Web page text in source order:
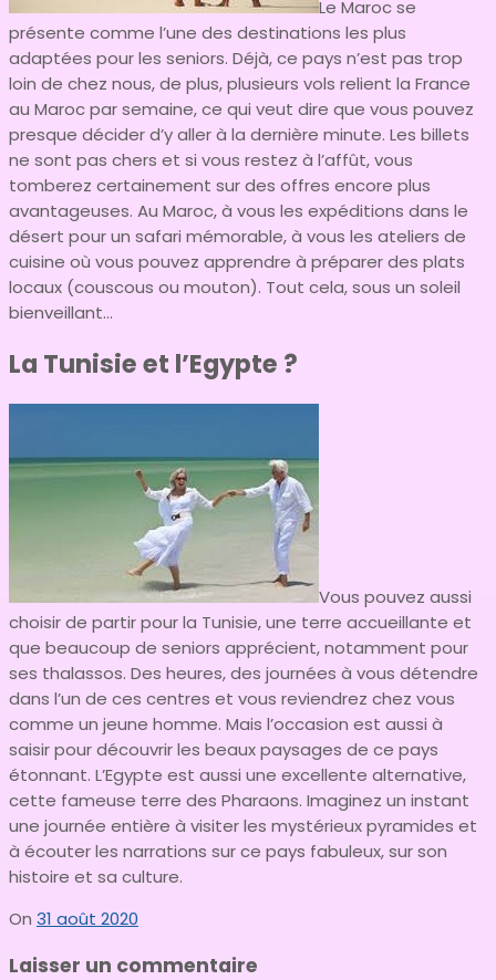
Le Maroc se
présente comme l’une des destinations les plus
adaptées pour les seniors. Déjà, ce pays n’est pas trop
loin de chez nous, de plus, plusieurs vols relient la France
au Maroc par semaine, ce qui veut dire que vous pouvez
presque décider d’y aller à la dernière minute. Les billets
ne sont pas chers et si vous restez à l’affût, vous
tomberez certainement sur des offres encore plus
avantageuses. Au Maroc, à vous les expéditions dans le
désert pour un safari mémorable, à vous les ateliers de
cuisine où vous pouvez apprendre à préparer des plats
locaux (couscous ou mouton). Tout cela, sous un soleil
bienveillant…
La Tunisie et l’Egypte ?
Vous pouvez aussi
choisir de partir pour la Tunisie, une terre accueillante et
que beaucoup de seniors apprécient, notamment pour
ses thalassos. Des heures, des journées à vous détendre
dans l’un de ces centres et vous reviendrez chez vous
comme un jeune homme. Mais l’occasion est aussi à
saisir pour découvrir les beaux paysages de ce pays
étonnant. L’Egypte est aussi une excellente alternative,
cette fameuse terre des Pharaons. Imaginez un instant
une journée entière à visiter les mystérieux pyramides et
à écouter les narrations sur ce pays fabuleux, sur son
histoire et sa culture.
On 31 août 2020
Laisser un commentaire